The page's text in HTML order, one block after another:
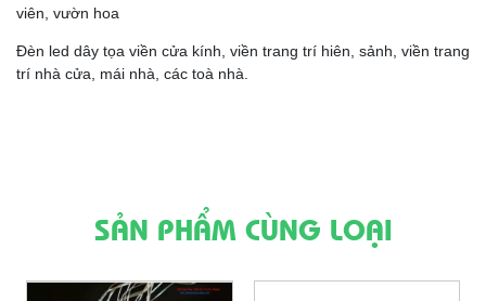
viên, vườn hoa
Đèn led dây tọa viền cửa kính, viền trang trí hiên, sảnh, viền trang
trí nhà cửa, mái nhà, các toà nhà.
SẢN PHẨM CÙNG LOẠI